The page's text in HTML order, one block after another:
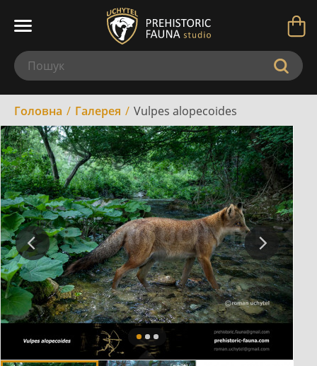
Головна Галерея Vulpes alopecoides